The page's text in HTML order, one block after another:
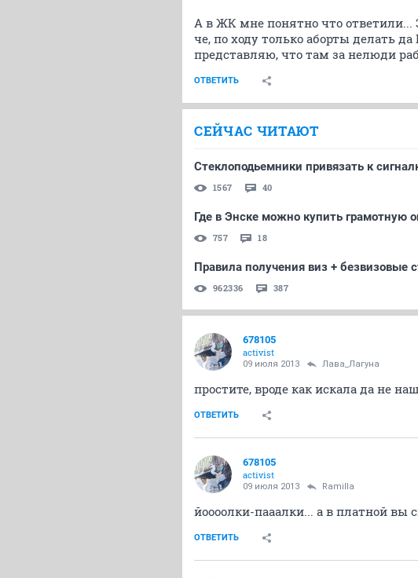
А в ЖК мне понятно что ответили...
че, по ходу только аборты делать
представляю, что там за нелюди
ОТВЕТИТЬ
СЕЙЧАС ЧИТАЮТ
Стеклоподьемники привязать к
1567 40
Где в Энске можно купить грамотную
757 18
Правила получения виз + безвизовые
962336 387
678105
activist
09 июля 2013 Лава_Лагуна
простите, вроде как искала да не
ОТВЕТИТЬ
678105
activist
09 июля 2013 Ramilla
йоооолки-пааалки... а в платной вы
ОТВЕТИТЬ